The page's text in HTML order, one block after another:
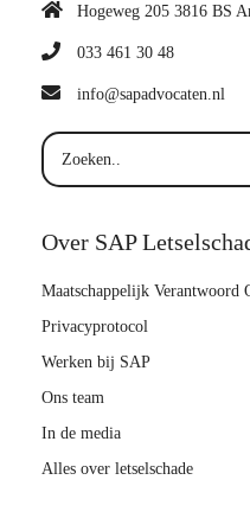
Hogeweg 205 3816 BS
033 461 30 48
info@sapadvocaten.nl
Over SAP
Maatschappelijk Verantwoord
Privacyprotocol
Werken bij SAP
Ons team
In de media
Alles over letselschade